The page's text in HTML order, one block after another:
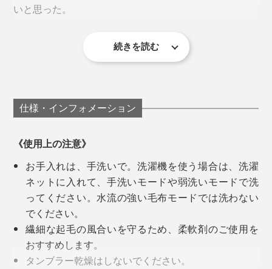
寝転ぶと、手や足が沈むような、ふんわりした心地で、
これは至福の気持ちよさ！
土台となる1枚の基布から、オモテ・ウラ両面にウール
がりで、ますます暖かいのです。
廣瀬さんが目指した毛布は、「子どものときから、大人
いと思った。
実際に寝てみたら、期待以上の気持ちよさ。頬ずりした
「前回の「タイトルのある毛布
綿毛布なので、暖かさは『SERENE』が上ですね。毛
よくある安価なウールはチクチクしたり、匂いが気にな
ったりもしますが、『SERENE』には感じません。も
ちろん、こっちも買います（笑）」
「無地だけど、濃淡があったり、端が白かったり、深み
がある。グレーの毛布といっても、こんなにかっこいい
毛布はなかなかない。
続きを読む
仕様・インフォメーション
《使用上の注意》
お手入れは、手洗いで。洗濯機を使う場合は、洗濯
ネットに入れて、手洗いモードや弱洗いモードで洗
ってください。水流の強い毛布モードでは洗わない
でください。
繊細な起毛の風合いを守るため、柔軟剤のご使用を
おすすめします。
タンブラー乾燥はしないでください。